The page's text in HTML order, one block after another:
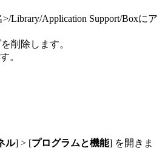
Library/Application Support/Boxにア
削除します。
。
ル] > [プログラムと機能] を開きま